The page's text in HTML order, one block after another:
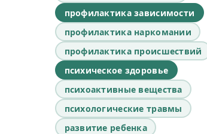
профилактика зависимости
профилактика наркомании
профилактика происшествий
психическое здоровье
психоактивные вещества
психологические травмы
развитие ребенка